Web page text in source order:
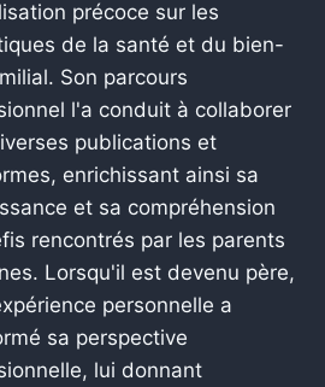
précoce sur les
de la santé et du bien-
Son parcours
l'a conduit à collaborer
publications et
enrichissant ainsi sa
et sa compréhension
rencontrés par les parents
Lorsqu'il est devenu père,
personnelle a
sa perspective
lui donnant